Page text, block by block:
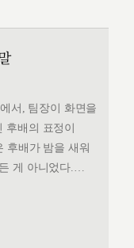
서, 팀장이 화면을
배의 표정이
후배가 밤을 새워
게 아니었다.
오는 길에